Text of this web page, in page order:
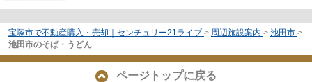
宝塚市で不動産購入・売却｜センチュリー21ライブ > 周辺施設案内 > 池田市 >
池田市のそば・うどん
ページトップに戻る